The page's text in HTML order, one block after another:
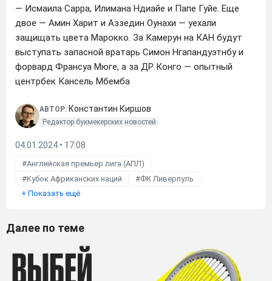
— Исмаила Сарра, Илимана Ндиайе и Папе Гуйе. Еще
двое — Амин Харит и Аззедин Оунахи — уехали
защищать цвета Марокко. За Камерун на КАН будут
выступать запасной вратарь Симон Нгапандуэтнбу и
форвард Франсуа Мюге, а за ДР Конго — опытный
центрбек Кансель Мбемба
АВТОР: Константин Киршов
Редактор букмекерских новостей
04.01.2024 • 17:08
Английская премьер лига (АПЛ)
Кубок Африканских наций
ФК Ливерпуль
+ Показать ещё
Далее по теме